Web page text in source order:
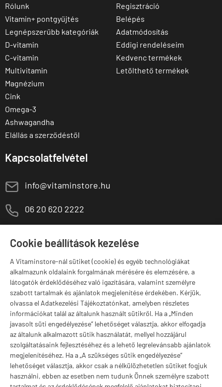
Cookie beállítások kezelése
A Vitaminstore-nál sütiket (cookie) és egyéb technológiákat
alkalmazunk oldalaink forgalmának mérésére és elemzésére, a
látogatók érdeklődéséhez való igazítására, valamint személyre
szabott tartalmak és ajánlatok megjelenítése érdekében. Kérjük,
olvassa el Adatkezelési Tájékoztatónkat, amelyben részletes
információkat talál az általunk használt sütikről. Ha a „Minden
javasolt süti engedélyezése” lehetőséget választja, akkor elfogadja
az általunk alkalmazott sütik használatát, mellyel hozzájárul
szolgáltatásaink fejlesztéséhez és a lehető legrelevánsabb ajánlatok
megjelenítéséhez. Ha a „A szükséges sütik engedélyezése”
lehetőséget választja, akkor csak a nélkülözhetetlen sütiket fogjuk
használni, ebben az esetben nem tudunk Önnek személyre szabott
Rólunk
Vitamin+ pontgyűjtés
Legnépszerűbb kategóriák
D-vitamin
C-vitamin
Multivitamin
Magnézium
Cink
Omega-3
Ashwagandha
Elállás a szerződéstől
Regisztráció
Belépés
Adatmódosítás
Eddigi rendeléseim
Kedvenc termékek
Letölthető termékek
Kapcsolatfelvétel
E info@vitaminstore.hu
M 06 20 620 2222
Szugló u. 83-85.
Márkák
Valuta választás